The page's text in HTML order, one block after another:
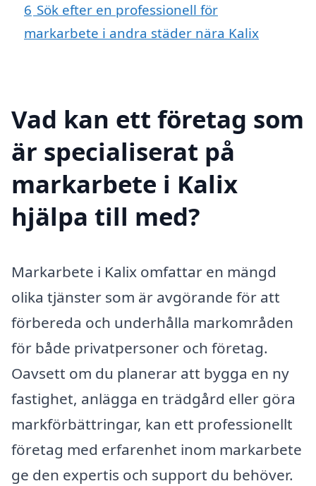
6 Sök efter en professionell för
markarbete i andra städer nära Kalix
Vad kan ett företag som
är specialiserat på
markarbete i Kalix
hjälpa till med?
Markarbete i Kalix omfattar en mängd
olika tjänster som är avgörande för att
förbereda och underhålla markområden
för både privatpersoner och företag.
Oavsett om du planerar att bygga en ny
fastighet, anlägga en trädgård eller göra
markförbättringar, kan ett professionellt
företag med erfarenhet inom markarbete
ge den expertis och support du behöver.